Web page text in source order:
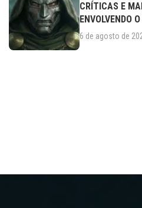
CRÍTICAS E
ENVOLVENDO
6 de agosto de